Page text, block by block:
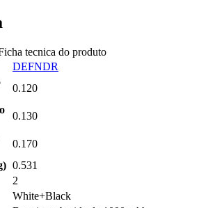
tecnica do produto
DEFNDR
0.120
0.130
0.170
0.531
2
White+Black